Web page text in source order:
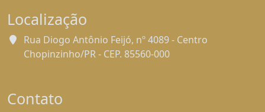
Localização
Rua Diogo Antônio Feijó, nº 4089 - Centro
Chopinzinho/PR - CEP. 85560-000
Contato